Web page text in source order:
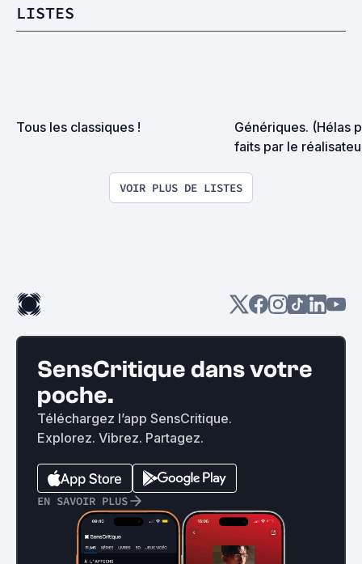
LISTES
Tous les classiques !
Génériques. (Hélas
faits par le
VOIR PLUS DE LISTES
SensCritique dans votre
poche.
Téléchargez l’app SensCritique.
Explorez. Vibrez. Partagez.
EN SAVOIR PLUS